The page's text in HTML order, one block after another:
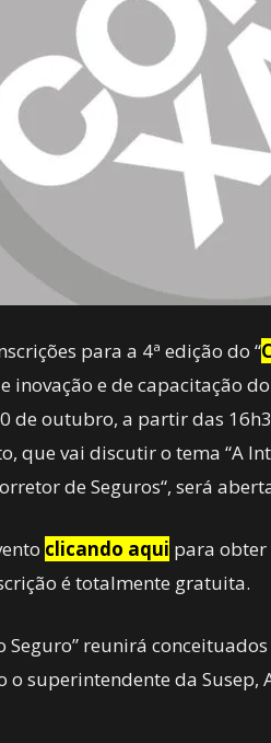
para a 4ª edição do “
inovação e de capacitação
de outubro, a partir das
que vai discutir o tema “A
de Seguros“, será
clicando aqui para obter
é totalmente gratuita.
Seguro” reunirá
o superintendente da Susep,